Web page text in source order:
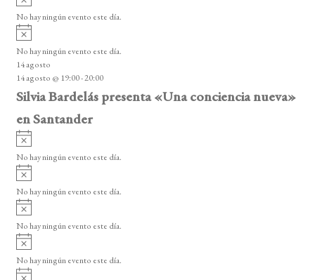
o
v
i
o
No hay ningún evento este día.
A
v
i
s
o
No hay ningún evento este día.
14 agosto
14 agosto @ 19:00-20:00
Silvia Bardelás presenta «Una conciencia nueva»
en Santander
A
v
i
o
No hay ningún evento este día.
A
v
i
o
No hay ningún evento este día.
A
v
i
o
No hay ningún evento este día.
A
v
i
No hay ningún evento este día.
A